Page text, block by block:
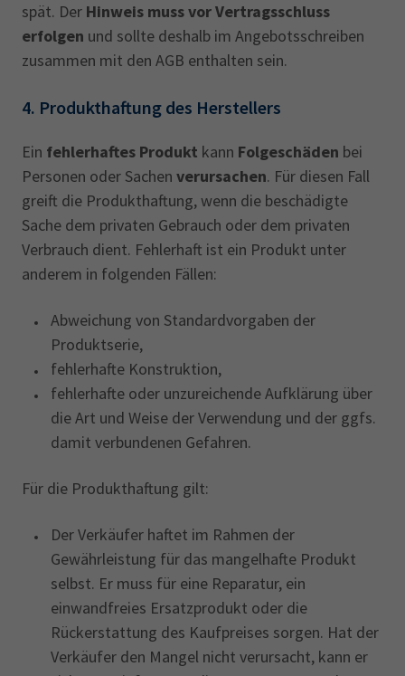
spät. Der Hinweis muss vor Vertragsschluss
erfolgen und sollte deshalb im Angebotsschreiben
zusammen mit den AGB enthalten sein.
4. Produkthaftung des Herstellers
Ein fehlerhaftes Produkt kann Folgeschäden bei
Personen oder Sachen verursachen. Für diesen Fall
greift die Produkthaftung, wenn die beschädigte
Sache dem privaten Gebrauch oder dem privaten
Verbrauch dient. Fehlerhaft ist ein Produkt unter
anderem in folgenden Fällen:
Abweichung von Standardvorgaben der
Produktserie,
fehlerhafte Konstruktion,
fehlerhafte oder unzureichende Aufklärung über
die Art und Weise der Verwendung und der ggfs.
damit verbundenen Gefahren.
Für die Produkthaftung gilt:
Der Verkäufer haftet im Rahmen der
Gewährleistung für das mangelhafte Produkt
selbst. Er muss für eine Reparatur, ein
einwandfreies Ersatzprodukt oder die
Rückerstattung des Kaufpreises sorgen. Hat der
Verkäufer den Mangel nicht verursacht, kann er